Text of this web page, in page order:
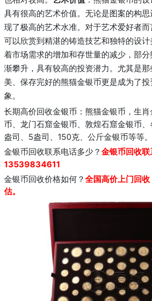
具有很高的艺术价值。无论是图案的构
现了极高的艺术水准。对于艺术爱好者
可以欣赏到精湛的铸造技艺和独特的设计
着市场需求的增加和存世量的减少，部
渐攀升，具有较高的投资潜力。尤其是
美、保存完好的熊猫金银币更是成为了
象。
长期高价回收金银币：熊猫金银币，生
币、龙门石窟金银币、敦煌石窟金银币、
盎司、5盎司、150克、公斤金银币等等。
金银币回收联系电话多少？ 金银币回收联
13539834611
金银币回收价格如何？ 全国高价上门回
估。